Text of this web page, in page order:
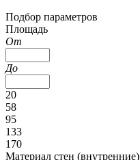
Подбор параметров
Площадь
От
До
20
58
95
133
170
Материал стен (внутренние)